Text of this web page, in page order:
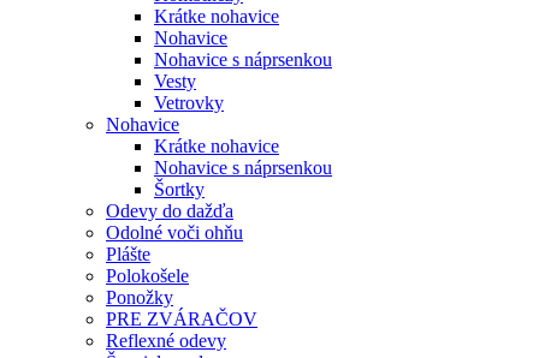
Krátke nohavice
Nohavice
Nohavice s náprsenkou
Vesty
Vetrovky
Nohavice
Krátke nohavice
Nohavice s náprsenkou
Šortky
Odevy do dažďa
Odolné voči ohňu
Plášte
Polokošele
Ponožky
PRE ZVÁRAČOV
Reflexné odevy